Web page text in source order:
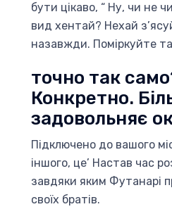
бути цікаво, “ Ну, чи не
вид хентай? Нехай
назавжди. Поміркуйте
точно так
Конкретно.
задовольняє
Підключено до вашого
іншого, це’ Настав час
завдяки яким Футанарі
своїх братів.